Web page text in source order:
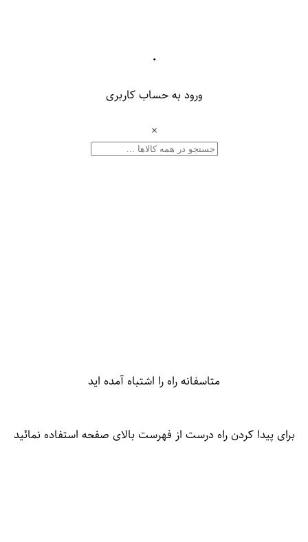
۰
ورود به حساب کاربری
×
متاسفانه راه را اشتباه آمده اید
برای پیدا کردن راه درست از فهرست بالای صفحه استفاده نمائید